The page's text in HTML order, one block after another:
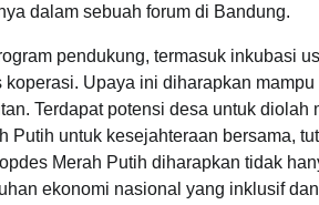
dalam sebuah forum di Bandung.
pendukung, termasuk inkubasi
Upaya ini diharapkan
Terdapat potensi desa untuk
untuk kesejahteraan bersama,
Merah Putih diharapkan tidak
ekonomi nasional yang inklusif